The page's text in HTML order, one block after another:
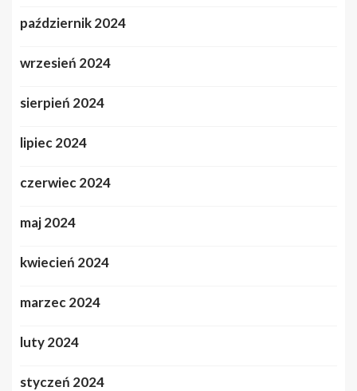
październik 2024
wrzesień 2024
sierpień 2024
lipiec 2024
czerwiec 2024
maj 2024
kwiecień 2024
marzec 2024
luty 2024
styczeń 2024